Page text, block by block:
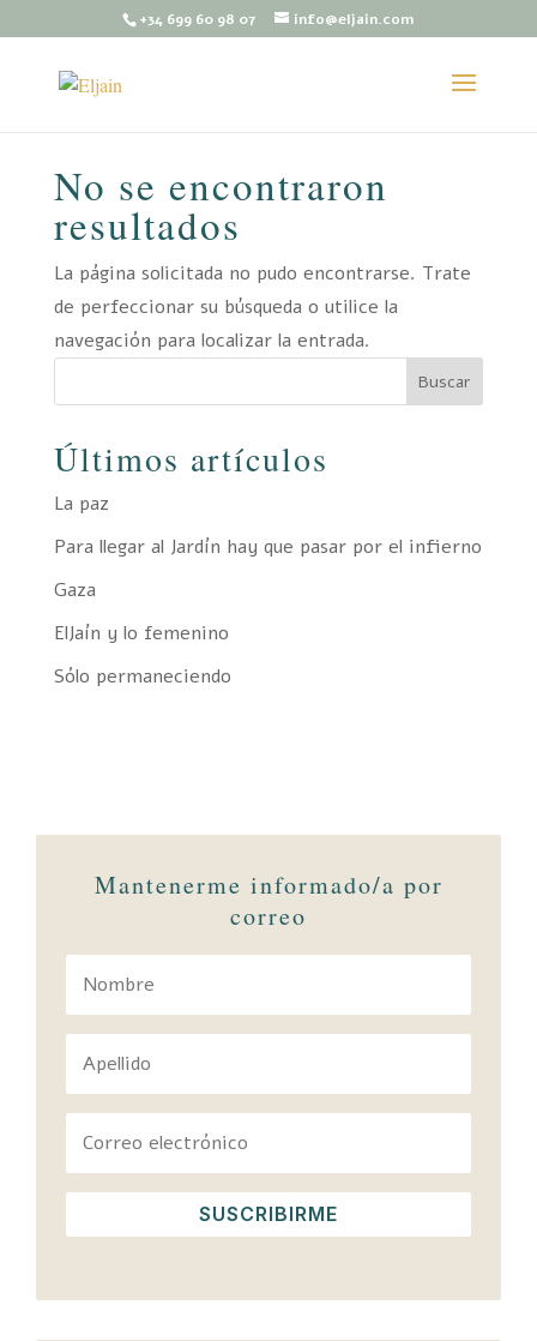
+34 699 60 98 07 info@eljain.com
No se encontraron
resultados
La página solicitada no pudo encontrarse. Trate
de perfeccionar su búsqueda o utilice la
navegación para localizar la entrada.
Buscar
Últimos artículos
La paz
Para llegar al Jardín hay que pasar por el infierno
Gaza
ElJaín y lo femenino
Sólo permaneciendo
Mantenerme informado/a por
correo
SUSCRIBIRME